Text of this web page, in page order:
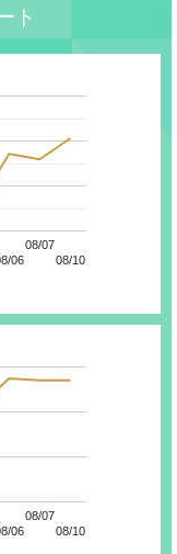
ト
06
08/07
08/10
06
08/07
08/10